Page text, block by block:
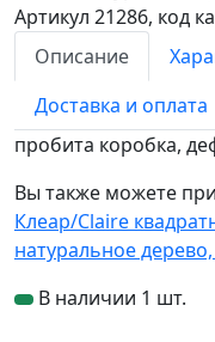
Артикул 21286, код
Описание
Доставка и оплата
пробита коробка,
Вы также можете
Клеар/Claire
натуральное
В наличии 1 шт.